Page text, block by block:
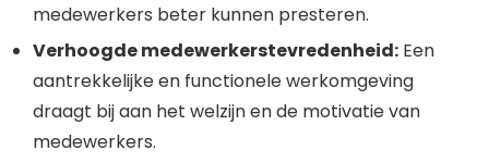
medewerkers beter kunnen presteren.
Verhoogde medewerkerstevredenheid: Een
aantrekkelijke en functionele werkomgeving
draagt bij aan het welzijn en de motivatie van
medewerkers.